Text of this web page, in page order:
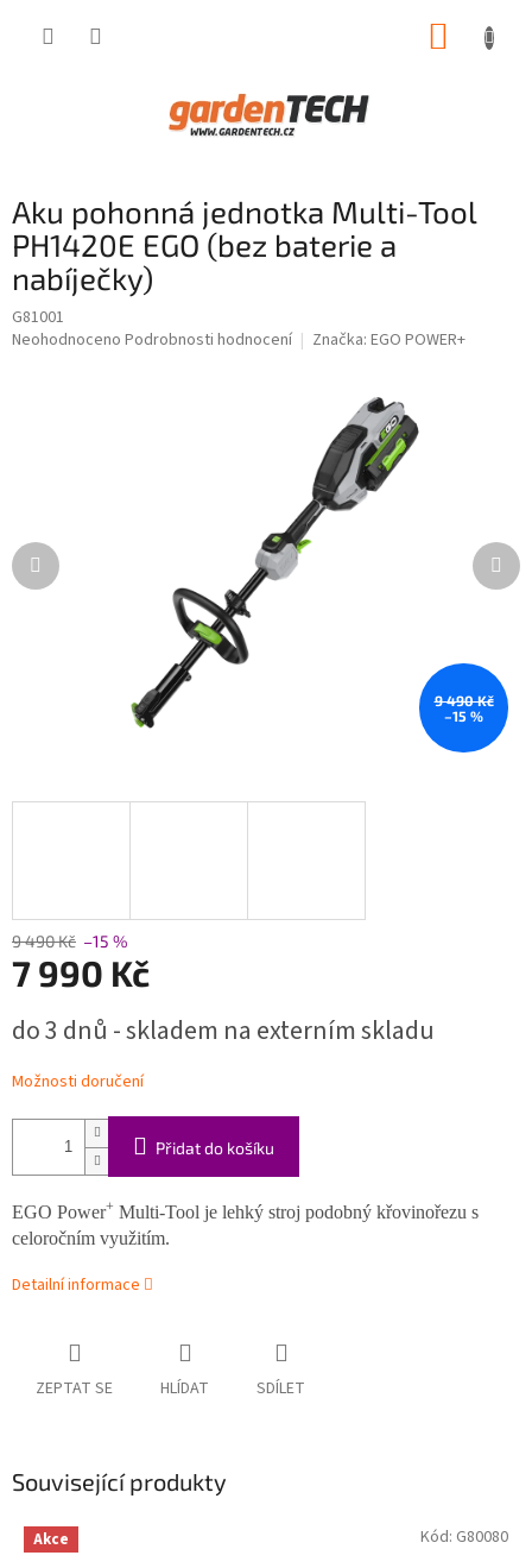
Aku pohonná jednotka Multi-Tool
PH1420E EGO (bez baterie a
nabíječky)
G81001
Průměrné
Neohodnoceno Podrobnosti hodnocení Značka: EGO POWER+
9 490 Kč
–15 %
9 490 Kč –15 %
7 990 Kč
cena:
do 3 dnů - skladem na externím skladu
Možnosti doručení
Přidat do košíku
EGO Power+ Multi-Tool je lehký stroj podobný křovinořezu s
celoročním využitím.
Detailní informace
ZEPTAT SE HLÍDAT SDÍLET
Související produkty
Akce Kód: G80080